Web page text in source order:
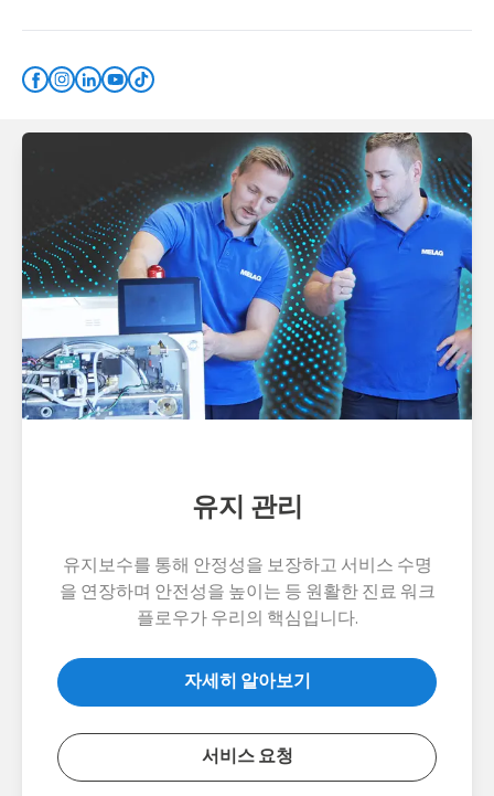
유지 관리
유지보수를 통해 안정성을 보장하고 서비스 수명
을 연장하며 안전성을 높이는 등 원활한 진료 워크
플로우가 우리의 핵심입니다.
자세히 알아보기
서비스 요청